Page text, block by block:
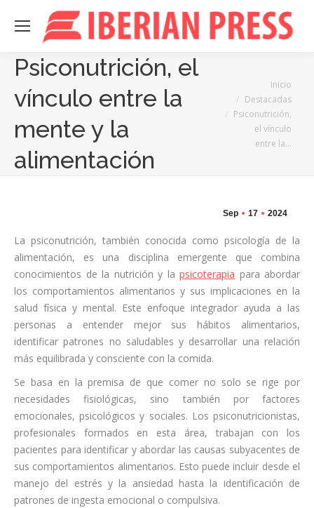
Psiconutrición, el
vínculo entre la
mente y la
alimentación
Inicio
Destacadas
Psiconutrición,
el vínculo
entre la…
Sep 17 2024
La psiconutrición, también conocida como psicología de la
alimentación, es una disciplina emergente que combina
conocimientos de la nutrición y la psicoterapia para abordar
los comportamientos alimentarios y sus implicaciones en la
salud física y mental. Este enfoque integrador ayuda a las
personas a entender mejor sus hábitos alimentarios,
identificar patrones no saludables y desarrollar una relación
más equilibrada y consciente con la comida.
Se basa en la premisa de que comer no solo se rige por
necesidades fisiológicas, sino también por factores
emocionales, psicológicos y sociales. Los psiconutricionistas,
profesionales formados en esta área, trabajan con los
pacientes para identificar y abordar las causas subyacentes de
sus comportamientos alimentarios. Esto puede incluir desde el
manejo del estrés y la ansiedad hasta la identificación de
patrones de ingesta emocional o compulsiva.